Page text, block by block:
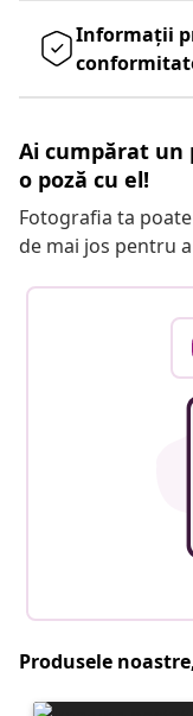
Informații
Ai cumpărat un
o poză cu el!
Fotografia ta
de mai jos pentru
Produsele